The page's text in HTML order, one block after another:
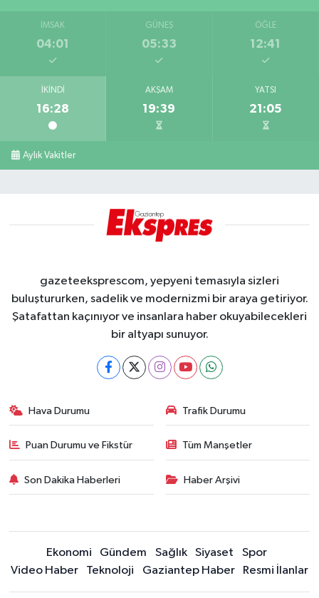
İMSAK
04:01
GÜNEŞ
05:33
ÖĞLE
12:41
İKINDI
16:28
AKŞAM
19:39
YATSI
21:05
Aylık Vakitler
gazeteeksprescom, yepyeni temasıyla sizleri
buluştururken, sadelik ve modernizmi bir araya getiriyor.
Şatafattan kaçınıyor ve insanlara haber okuyabilecekleri
bir altyapı sunuyor.
Hava Durumu Trafik Durumu
Puan Durumu ve Fikstür Tüm Manşetler
Son Dakika Haberleri Haber Arşivi
Ekonomi Gündem Sağlık Siyaset
Spor
Video Haber
Teknoloji Gaziantep Haber Resmi İlanlar